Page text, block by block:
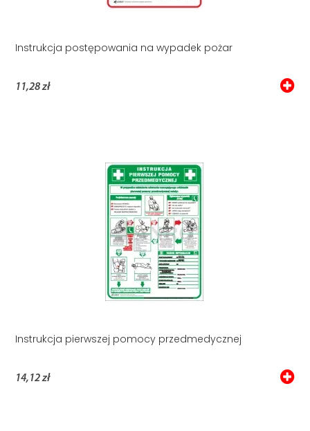
Instrukcja postępowania na wypadek pożar
11,28 zł
Instrukcja pierwszej pomocy przedmedycznej
14,12 zł